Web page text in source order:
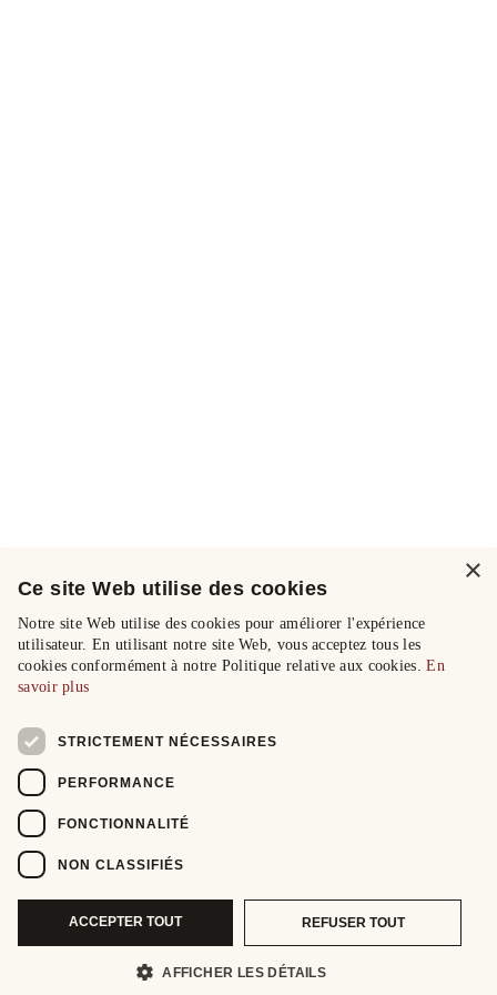
×
Ce site Web utilise des cookies
Notre site Web utilise des cookies pour améliorer l'expérience
utilisateur. En utilisant notre site Web, vous acceptez tous les
cookies conformément à notre Politique relative aux cookies.En
savoir plus
STRICTEMENT NÉCESSAIRES
PERFORMANCE
FONCTIONNALITÉ
NON CLASSIFIÉS
ACCEPTER TOUT REFUSER TOUT
AFFICHER LES DÉTAILS